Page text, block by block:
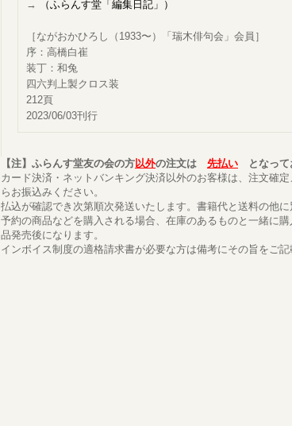
→ （ふらんす堂「編集日記」）
［ながおかひろし（1933〜）「瑞木俳句会」会員］
序：高橋白崔
装丁：和兔
四六判上製クロス装
212頁
2023/06/03刊行
【注】ふらんす堂友の会の方以外の注文は 先払い となって
カード決済・ネットバンキング決済以外のお客様は、注文確
らお振込みください。
払込が確認でき次第順次発送いたします。書籍代と送料の他に
予約の商品などを購入される場合、在庫のあるものと一緒に
品発売後になります。
インボイス制度の適格請求書が必要な方は備考にその旨をご記